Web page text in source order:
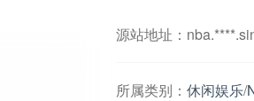
源站地址：
所属类别： 休闲娱乐/